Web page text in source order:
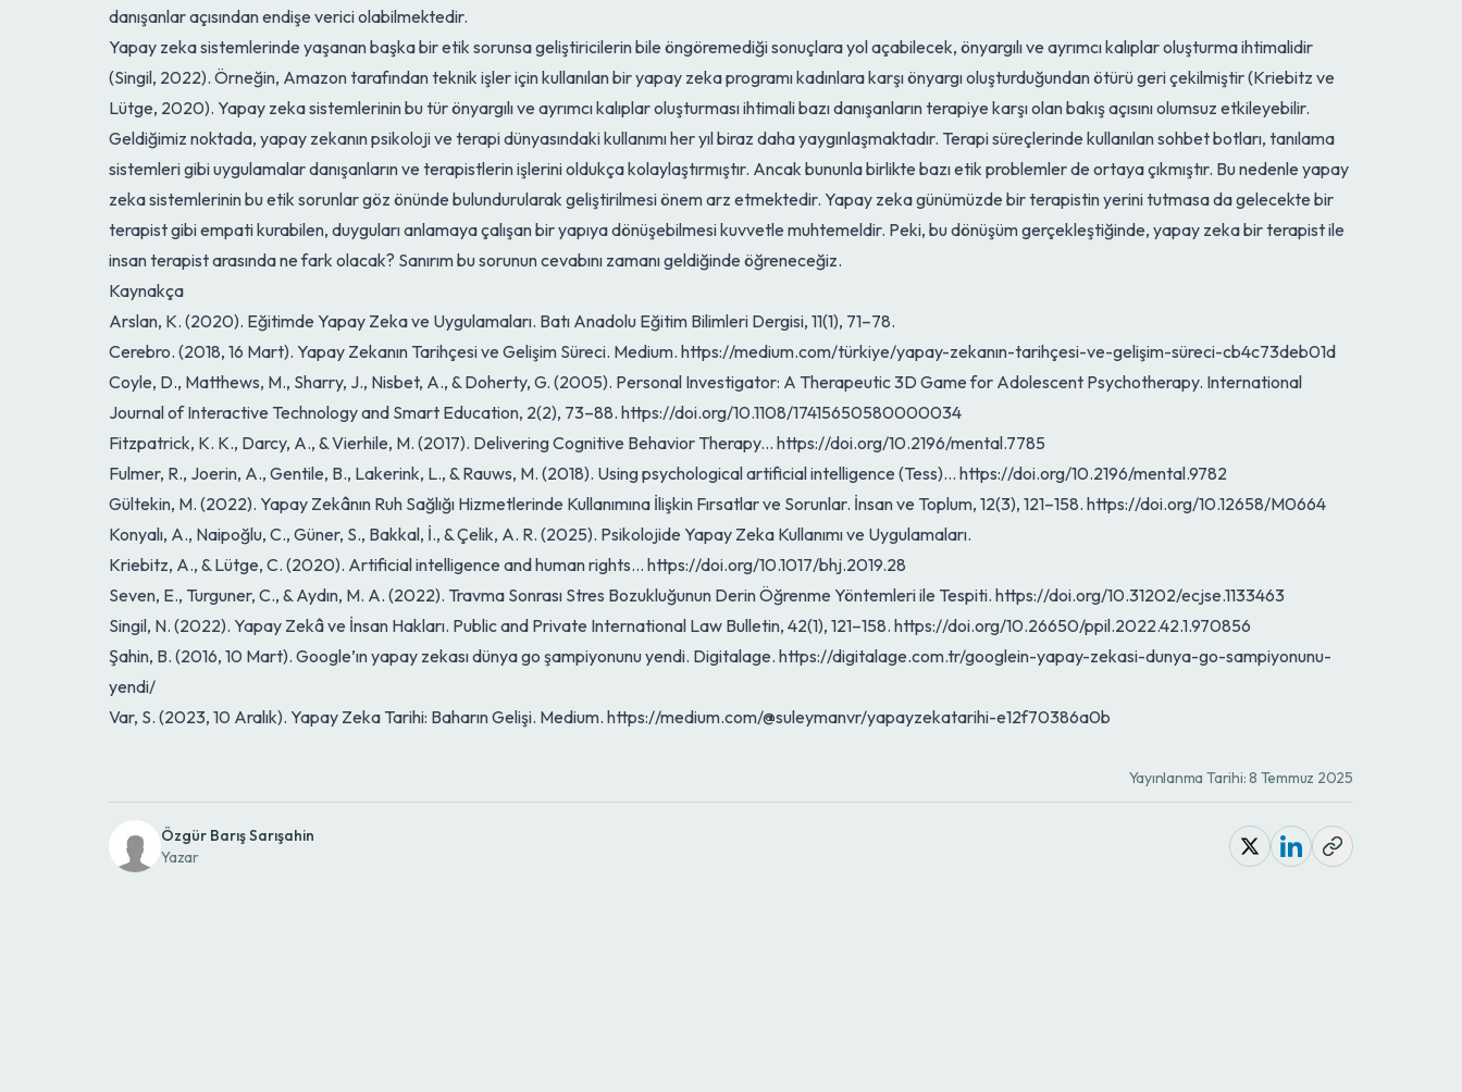
danışanlar açısından endişe verici olabilmektedir.
Yapay zeka sistemlerinde yaşanan başka bir etik sorunsa geliştiricilerin bile öngöremediği sonuçlara yol açabilecek, önyargılı ve ayrımcı kalıplar oluşturma ihtimalidir
(Singil, 2022). Örneğin, Amazon tarafından teknik işler için kullanılan bir yapay zeka programı kadınlara karşı önyargı oluşturduğundan ötürü geri çekilmiştir (Kriebitz ve
Lütge, 2020). Yapay zeka sistemlerinin bu tür önyargılı ve ayrımcı kalıplar oluşturması ihtimali bazı danışanların terapiye karşı olan bakış açısını olumsuz etkileyebilir.
Geldiğimiz noktada, yapay zekanın psikoloji ve terapi dünyasındaki kullanımı her yıl biraz daha yaygınlaşmaktadır. Terapi süreçlerinde kullanılan sohbet botları, tanılama
sistemleri gibi uygulamalar danışanların ve terapistlerin işlerini oldukça kolaylaştırmıştır. Ancak bununla birlikte bazı etik problemler de ortaya çıkmıştır. Bu nedenle yapay
zeka sistemlerinin bu etik sorunlar göz önünde bulundurularak geliştirilmesi önem arz etmektedir. Yapay zeka günümüzde bir terapistin yerini tutmasa da gelecekte bir
terapist gibi empati kurabilen, duyguları anlamaya çalışan bir yapıya dönüşebilmesi kuvvetle muhtemeldir. Peki, bu dönüşüm gerçekleştiğinde, yapay zeka bir terapist ile
insan terapist arasında ne fark olacak? Sanırım bu sorunun cevabını zamanı geldiğinde öğreneceğiz.
Kaynakça
Arslan, K. (2020). Eğitimde Yapay Zeka ve Uygulamaları. Batı Anadolu Eğitim Bilimleri Dergisi, 11(1), 71–78.
Cerebro. (2018, 16 Mart). Yapay Zekanın Tarihçesi ve Gelişim Süreci. Medium. https://medium.com/türkiye/yapay-zekanın-tarihçesi-ve-gelişim-süreci-cb4c73deb01d
Coyle, D., Matthews, M., Sharry, J., Nisbet, A., & Doherty, G. (2005). Personal Investigator: A Therapeutic 3D Game for Adolescent Psychotherapy. International
Journal of Interactive Technology and Smart Education, 2(2), 73–88. https://doi.org/10.1108/17415650580000034
Fitzpatrick, K. K., Darcy, A., & Vierhile, M. (2017). Delivering Cognitive Behavior Therapy... https://doi.org/10.2196/mental.7785
Fulmer, R., Joerin, A., Gentile, B., Lakerink, L., & Rauws, M. (2018). Using psychological artificial intelligence (Tess)... https://doi.org/10.2196/mental.9782
Gültekin, M. (2022). Yapay Zekânın Ruh Sağlığı Hizmetlerinde Kullanımına İlişkin Fırsatlar ve Sorunlar. İnsan ve Toplum, 12(3), 121–158. https://doi.org/10.12658/M0664
Konyalı, A., Naipoğlu, C., Güner, S., Bakkal, İ., & Çelik, A. R. (2025). Psikolojide Yapay Zeka Kullanımı ve Uygulamaları.
Kriebitz, A., & Lütge, C. (2020). Artificial intelligence and human rights... https://doi.org/10.1017/bhj.2019.28
Seven, E., Turguner, C., & Aydın, M. A. (2022). Travma Sonrası Stres Bozukluğunun Derin Öğrenme Yöntemleri ile Tespiti. https://doi.org/10.31202/ecjse.1133463
Singil, N. (2022). Yapay Zekâ ve İnsan Hakları. Public and Private International Law Bulletin, 42(1), 121–158. https://doi.org/10.26650/ppil.2022.42.1.970856
Şahin, B. (2016, 10 Mart). Google’ın yapay zekası dünya go şampiyonunu yendi. Digitalage. https://digitalage.com.tr/googlein-yapay-zekasi-dunya-go-sampiyonunu-
yendi/
Var, S. (2023, 10 Aralık). Yapay Zeka Tarihi: Baharın Gelişi. Medium. https://medium.com/@suleymanvr/yapayzekatarihi-e12f70386a0b
Yayınlanma Tarihi:8 Temmuz 2025
Özgür Barış Sarışahin
Yazar